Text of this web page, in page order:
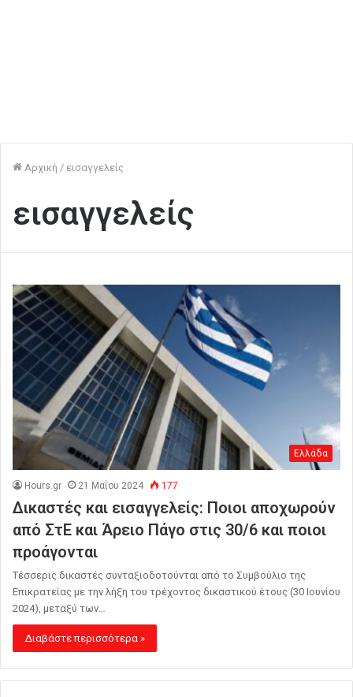
Αρχική / εισαγγελείς
εισαγγελείς
Ελλάδα
Hours.gr 21 Μαΐου 2024 177
Δικαστές και εισαγγελείς: Ποιοι αποχωρούν
από ΣτΕ και Άρειο Πάγο στις 30/6 και ποιοι
προάγονται
Τέσσερις δικαστές συνταξιοδοτούνται από το Συμβούλιο της
Επικρατείας με την λήξη του τρέχοντος δικαστικού έτους (30 Ιουνίου
2024), μεταξύ των…
Διαβάστε περισσότερα »